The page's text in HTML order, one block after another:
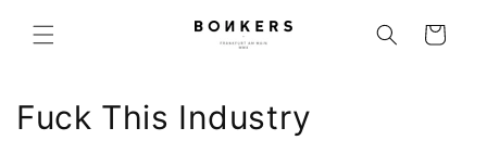
et passer au contenu Panier
Collection:
Fuck This Industry